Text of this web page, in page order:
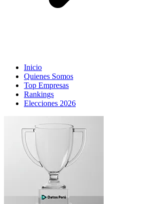
Inicio
Quienes Somos
Top Empresas
Rankings
Elecciones 2026